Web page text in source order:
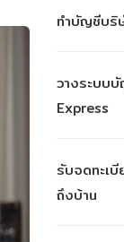
ทําบัญชีบริ
วางระบบ
Express
รับจดทะเ
ถึงบ้าน